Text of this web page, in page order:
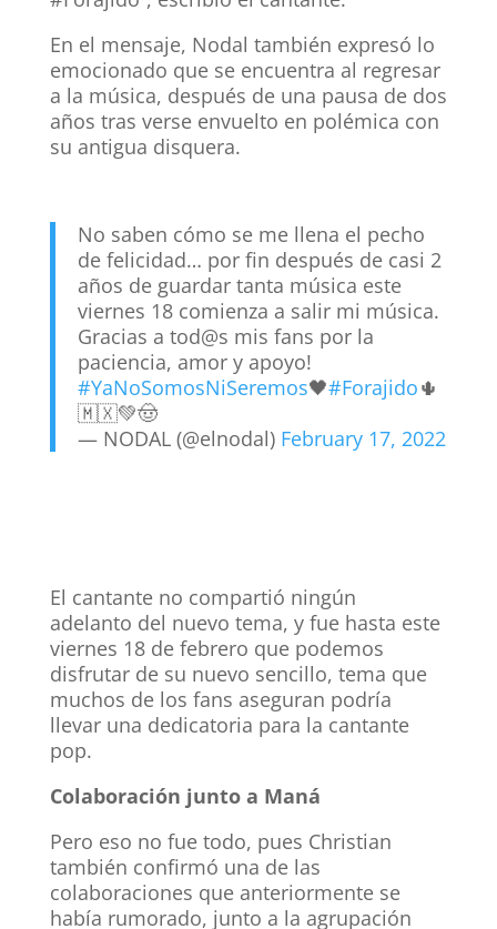
En el mensaje, Nodal también expresó lo
emocionado que se encuentra al regresar
a la música, después de una pausa de dos
años tras verse envuelto en polémica con
su antigua disquera.
No saben cómo se me llena el pecho
de felicidad… por fin después de casi 2
años de guardar tanta música este
viernes 18 comienza a salir mi música.
Gracias a tod@s mis fans por la
paciencia, amor y apoyo!
#YaNoSomosNiSeremos🖤#Forajido🌵
🇲🇽💚🤠
— NODAL (@elnodal) February 17, 2022
El cantante no compartió ningún
adelanto del nuevo tema, y fue hasta este
viernes 18 de febrero que podemos
disfrutar de su nuevo sencillo, tema que
muchos de los fans aseguran podría
llevar una dedicatoria para la cantante
pop.
Colaboración junto a Maná
Pero eso no fue todo, pues Christian
también confirmó una de las
colaboraciones que anteriormente se
había rumorado, junto a la agrupación